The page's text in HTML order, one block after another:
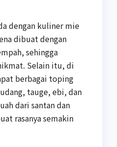
dengan kuliner mie
dibuat dengan
sehingga
Selain itu, di
berbagai toping
tauge, ebi, dan
dari santan dan
rasanya semakin